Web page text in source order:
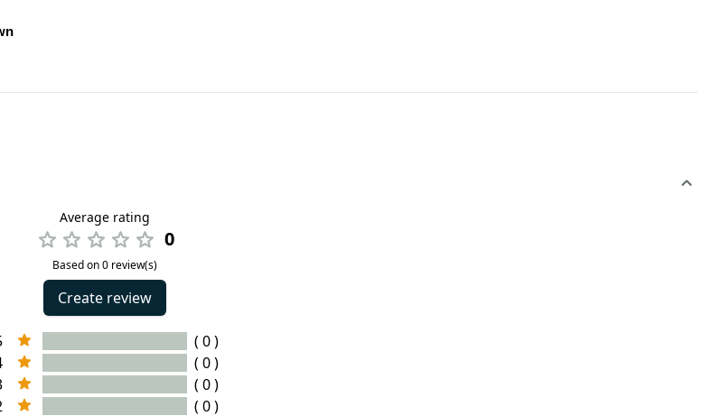
Average rating
0
Based on 0 review(s)
Create review
( 0 )
( 0 )
( 0 )
( 0 )